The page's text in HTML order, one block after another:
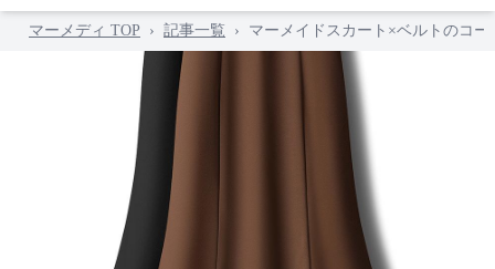
マーメディ TOP › 記事一覧 › マーメイドスカート×ベルトのコ